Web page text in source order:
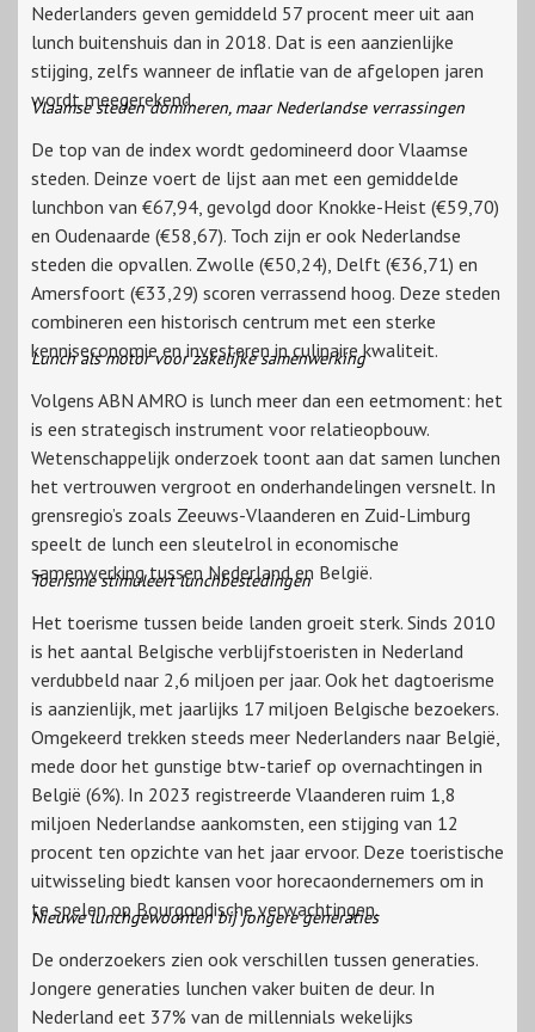
Nederlanders geven gemiddeld 57 procent meer uit aan
lunch buitenshuis dan in 2018. Dat is een aanzienlijke
stijging, zelfs wanneer de inflatie van de afgelopen jaren
wordt meegerekend.
Vlaamse steden domineren, maar Nederlandse verrassingen
De top van de index wordt gedomineerd door Vlaamse
steden. Deinze voert de lijst aan met een gemiddelde
lunchbon van €67,94, gevolgd door Knokke-Heist (€59,70)
en Oudenaarde (€58,67). Toch zijn er ook Nederlandse
steden die opvallen. Zwolle (€50,24), Delft (€36,71) en
Amersfoort (€33,29) scoren verrassend hoog. Deze steden
combineren een historisch centrum met een sterke
kenniseconomie en investeren in culinaire kwaliteit.
Lunch als motor voor zakelijke samenwerking
Volgens ABN AMRO is lunch meer dan een eetmoment: het
is een strategisch instrument voor relatieopbouw.
Wetenschappelijk onderzoek toont aan dat samen lunchen
het vertrouwen vergroot en onderhandelingen versnelt. In
grensregio’s zoals Zeeuws-Vlaanderen en Zuid-Limburg
speelt de lunch een sleutelrol in economische
samenwerking tussen Nederland en België.
Toerisme stimuleert lunchbestedingen
Het toerisme tussen beide landen groeit sterk. Sinds 2010
is het aantal Belgische verblijfstoeristen in Nederland
verdubbeld naar 2,6 miljoen per jaar. Ook het dagtoerisme
is aanzienlijk, met jaarlijks 17 miljoen Belgische bezoekers.
Omgekeerd trekken steeds meer Nederlanders naar België,
mede door het gunstige btw-tarief op overnachtingen in
België (6%). In 2023 registreerde Vlaanderen ruim 1,8
miljoen Nederlandse aankomsten, een stijging van 12
procent ten opzichte van het jaar ervoor. Deze toeristische
uitwisseling biedt kansen voor horecaondernemers om in
te spelen op Bourgondische verwachtingen.
Nieuwe lunchgewoonten bij jongere generaties
De onderzoekers zien ook verschillen tussen generaties.
Jongere generaties lunchen vaker buiten de deur. In
Nederland eet 37% van de millennials wekelijks